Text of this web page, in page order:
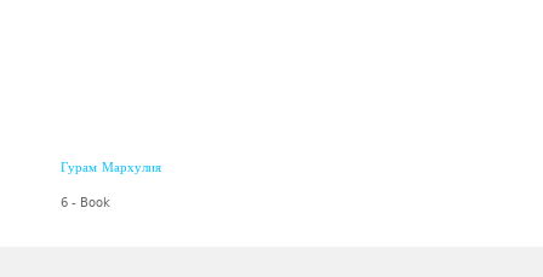
Гурам Мархулия
6 - Book